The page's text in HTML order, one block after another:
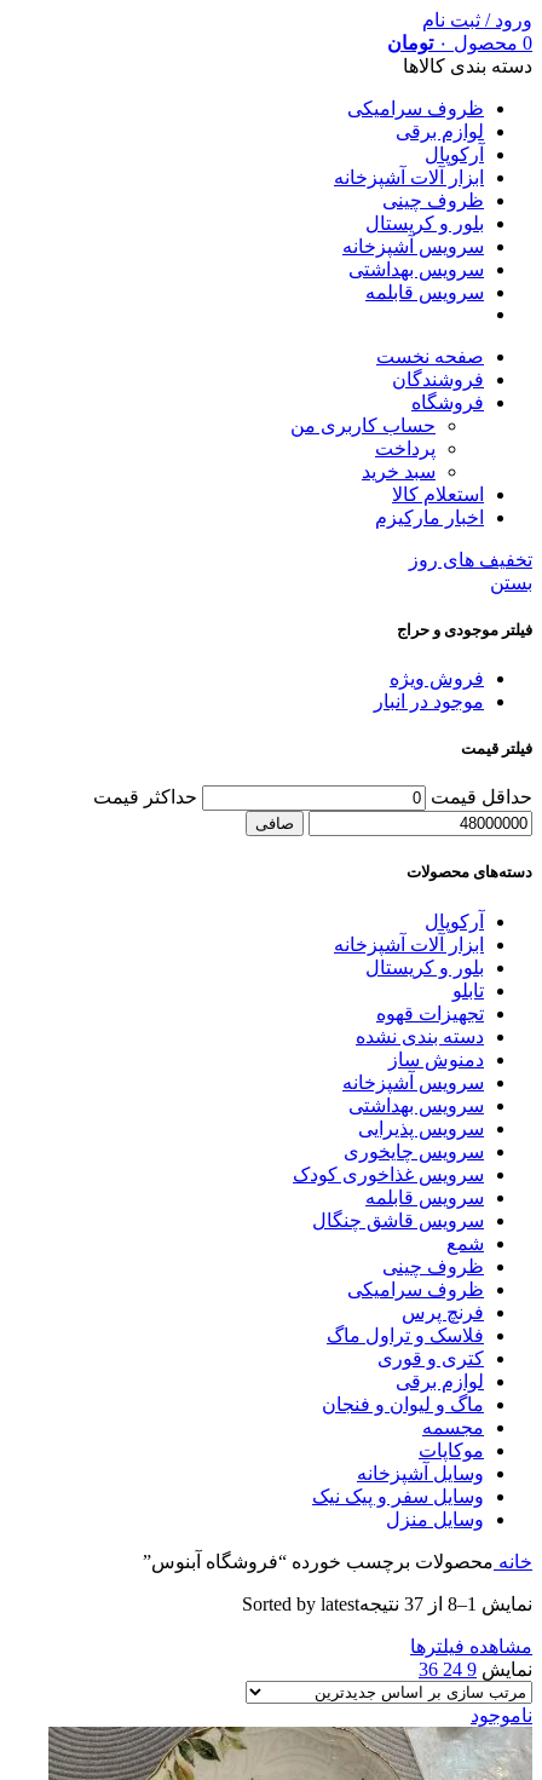
ورود / ثبت نام
0 محصول ۰ تومان
دسته بندی کالاها
ظروف سرامیکی
لوازم برقی
آرکوپال
ابزار آلات آشپزخانه
ظروف چینی
بلور و کریستال
سرویس آشپزخانه
سرویس بهداشتی
سرویس قابلمه
صفحه نخست
فروشندگان
فروشگاه
حساب کاربری من
پرداخت
سبد خرید
استعلام کالا
اخبار مارکیزم
تخفیف های روز
بستن
فیلتر موجودی و حراج
فروش ویژه
موجود در انبار
فیلتر قیمت
حداقل قیمت حداكثر قيمت
صافی
دسته‌های محصولات
آرکوپال
ابزار آلات آشپزخانه
بلور و کریستال
تابلو
تجهیزات قهوه
دسته بندی نشده
دمنوش ساز
سرویس آشپزخانه
سرویس بهداشتی
سرویس پذیرایی
سرویس چایخوری
سرویس غذاخوری کودک
سرویس قابلمه
سرویس قاشق چنگال
شمع
ظروف چینی
ظروف سرامیکی
فرنچ پرس
فلاسک و تراول ماگ
کتری و قوری
لوازم برقی
ماگ و لیوان و فنجان
مجسمه
موکاپات
وسایل آشپزخانه
وسایل سفر و پیک نیک
وسایل منزل
خانه محصولات برچسب خورده “فروشگاه آبنوس”
نمایش 1–8 از 37 نتیجه Sorted by latest
مشاهده فیلترها
نمایش 9
24
36
ناموجود